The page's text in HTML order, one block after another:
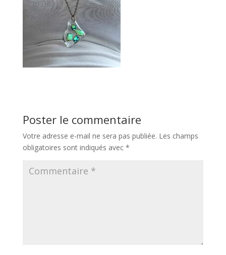
Poster le commentaire
Votre adresse e-mail ne sera pas publiée. Les champs
obligatoires sont indiqués avec *